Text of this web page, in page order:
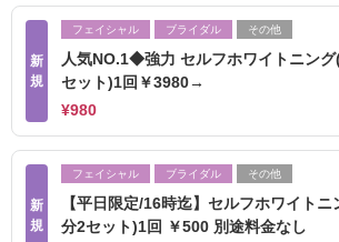
新
規
フェイシャル ブライダル その他
人気NO.1◆強力 セルフホワイトニン
セット)1回￥3980→
¥980
新
規
フェイシャル ブライダル その他
【平日限定/16時迄】セルフホワイトニ
分2セット)1回 ￥500 別途料金なし